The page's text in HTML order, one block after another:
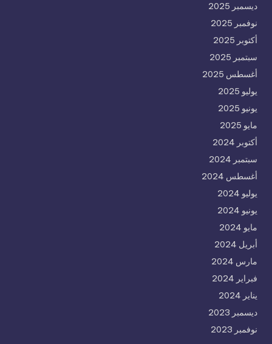
ديسمبر 2025
نوفمبر 2025
أكتوبر 2025
سبتمبر 2025
أغسطس 2025
يوليو 2025
يونيو 2025
مايو 2025
أكتوبر 2024
سبتمبر 2024
أغسطس 2024
يوليو 2024
يونيو 2024
مايو 2024
أبريل 2024
مارس 2024
فبراير 2024
يناير 2024
ديسمبر 2023
نوفمبر 2023